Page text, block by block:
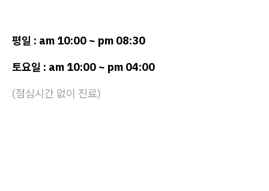
평일 : am 10:00 ~ pm 08:30
토요일 : am 10:00 ~ pm 04:00
(점심시간 없이 진료)